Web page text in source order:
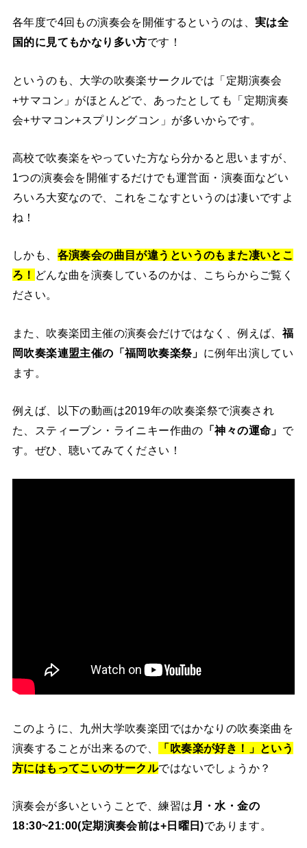
各年度で4回もの演奏会を開催するというのは、 実は全
国的に見てもかなり多い方です！
というのも、大学の吹奏楽サークルでは「定期演奏会
+サマコン」がほとんどで、あったとしても「定期演奏
会+サマコン+スプリングコン」が多いからです。
高校で吹奏楽をやっていた方なら分かると思いますが、
1つの演奏会を開催するだけでも運営面・演奏面などい
ろいろ大変なので、これをこなすというのは凄いですよ
ね！
しかも、 各演奏会の曲目が違うというのもまた凄いとこ
ろ！ どんな曲を演奏しているのかは、こちらからご覧く
ださい。
また、吹奏楽団主催の演奏会だけではなく、例えば、福
岡吹奏楽連盟主催の「福岡吹奏楽祭」 に例年出演してい
ます。
例えば、以下の動画は2019年の吹奏楽祭で演奏され
た、スティーブン・ライニキー作曲の 「神々の運命」 で
す。ぜひ、聴いてみてください！
このように、九州大学吹奏楽団ではかなりの吹奏楽曲を
演奏することが出来るので、
「吹奏楽が好き！」という
方にはもってこいのサークルではないでしょうか？
演奏会が多いということで、練習は 月・水・金の
18:30~21:00(定期演奏会前は+日曜日)であります。